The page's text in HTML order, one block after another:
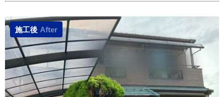
施工後 After